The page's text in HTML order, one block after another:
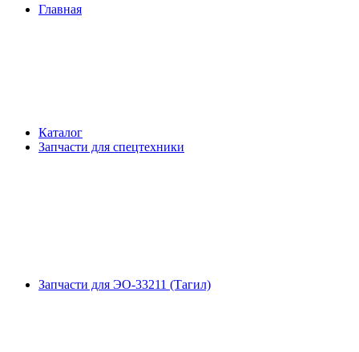
Главная
Каталог
Запчасти для спецтехники
Запчасти для ЭО-33211 (Тагил)